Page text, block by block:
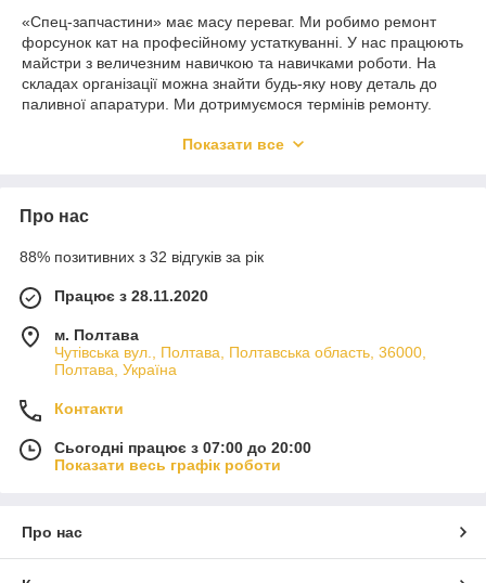
«Спец-запчастини» має масу переваг. Ми робимо ремонт
форсунок кат на професійному устаткуванні. У нас працюють
майстри з величезним навичкою та навичками роботи. На
складах організації можна знайти будь-яку нову деталь до
паливної апаратури. Ми дотримуємося термінів ремонту.
відповідають актуальності ринку. При виході з ладу паливної
із цим питанням до нас. Гарантуємо, що після ремонтних
робіт, виконаних у нашій компанії, ваша машина ще довго і
справно працюватиме.
Показати все
Про нас
88% позитивних з 32 відгуків за рік
Працює з 28.11.2020
м. Полтава
Чутівська вул., Полтава, Полтавська область, 36000,
Полтава, Україна
Контакти
Сьогодні працює з 07:00 до 20:00
Показати весь графік роботи
Про нас